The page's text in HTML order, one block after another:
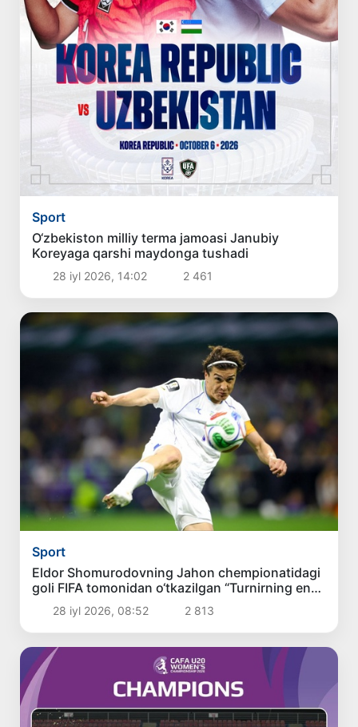
Sport
O‘zbekiston milliy terma jamoasi Janubiy
Koreyaga qarshi maydonga tushadi
28 iyl 2026, 14:02 2 461
Sport
Eldor Shomurodovning Jahon chempionatidagi
goli FIFA tomonidan o‘tkazilgan “Turnirning eng
chiroyli goli” so‘rovnomasida ikkinchi o‘rinni
egalladi
28 iyl 2026, 08:52 2 813